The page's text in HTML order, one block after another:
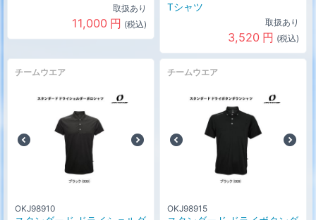
取扱あり
11,000 円 (税込)
Tシャツ
取扱あり
3,520 円 (税込)
チームウエア
OKJ98910
チームウエア
OKJ98915